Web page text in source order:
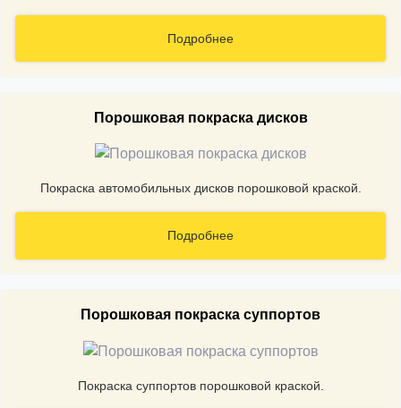
Подробнее
Порошковая покраска дисков
Покраска автомобильных дисков порошковой краской.
Подробнее
Порошковая покраска суппортов
Покраска суппортов порошковой краской.